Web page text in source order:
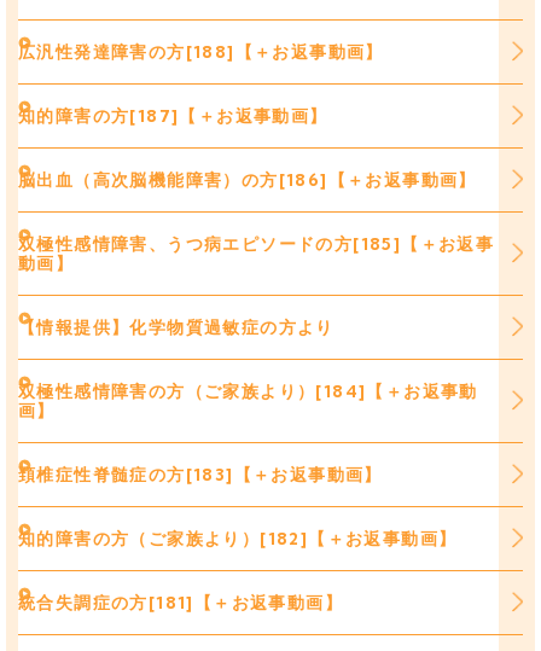
広汎性発達障害の方[188]【＋お返事動画】
知的障害の方[187]【＋お返事動画】
脳出血（高次脳機能障害）の方[186]【＋お返事動画】
双極性感情障害、うつ病エピソードの方[185]【＋お返事
動画】
【情報提供】化学物質過敏症の方より
双極性感情障害の方（ご家族より）[184]【＋お返事動
画】
頚椎症性脊髄症の方[183]【＋お返事動画】
知的障害の方（ご家族より）[182]【＋お返事動画】
統合失調症の方[181]【＋お返事動画】